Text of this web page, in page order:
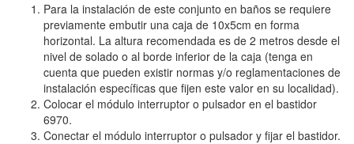
Para la instalación de este conjunto en baños se requiere
previamente embutir una caja de 10x5cm en forma
horizontal. La altura recomendada es de 2 metros desde el
nivel de solado o al borde inferior de la caja (tenga en
cuenta que pueden existir normas y/o reglamentaciones de
instalación específicas que fijen este valor en su localidad).
Colocar el módulo interruptor o pulsador en el bastidor
6970.
Conectar el módulo interruptor o pulsador y fijar el bastidor.